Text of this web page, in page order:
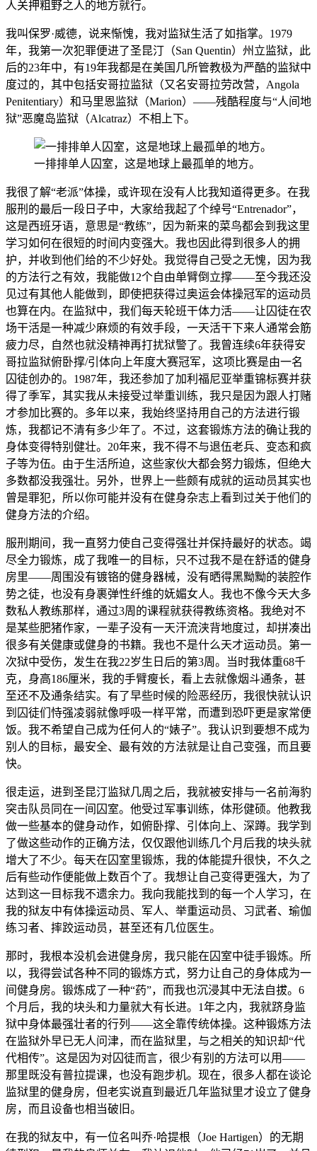
人关押粗野之人的地方就行。
我叫保罗·威德，说来惭愧，我对监狱生活了如指掌。1979
年，我第一次犯罪便进了圣昆汀（San Quentin）州立监狱，此
后的23年中，有19年我都是在美国几所管教极为严酷的监狱中
度过的，其中包括安哥拉监狱（又名安哥拉劳改营，Angola
Penitentiary）和马里恩监狱（Marion）——残酷程度与“人间地
狱”恶魔岛监狱（Alcatraz）不相上下。
一排排单人囚室，这是地球上最孤单的地方。
我很了解“老派”体操，或许现在没有人比我知道得更多。在我
服刑的最后一段日子中，大家给我起了个绰号“Entrenador”，
这是西班牙语，意思是“教练”，因为新来的菜鸟都会到我这里
学习如何在很短的时间内变强大。我也因此得到很多人的拥
护，并收到他们给的不少好处。我觉得自己受之无愧，因为我
的方法行之有效，我能做12个自由单臂倒立撑——至今我还没
见过有其他人能做到，即使把获得过奥运会体操冠军的运动员
也算在内。在监狱中，我们每天轮班干体力活——让囚徒在农
场干活是一种减少麻烦的有效手段，一天活干下来人通常会筋
疲力尽，自然也就没精神再打扰狱警了。我曾连续6年获得安
哥拉监狱俯卧撑/引体向上年度大赛冠军，这项比赛是由一名
囚徒创办的。1987年，我还参加了加利福尼亚举重锦标赛并获
得了季军，其实我从未接受过举重训练，我只是因为跟人打赌
才参加比赛的。多年以来，我始终坚持用自己的方法进行锻
炼，我都记不清有多少年了。不过，这套锻炼方法的确让我的
身体变得特别健壮。20年来，我不得不与退伍老兵、变态和疯
子等为伍。由于生活所迫，这些家伙大都会努力锻炼，但绝大
多数都没我强壮。另外，世界上一些颇有成就的运动员其实也
曾是罪犯，所以你可能并没有在健身杂志上看到过关于他们的
健身方法的介绍。
服刑期间，我一直努力使自己变得强壮并保持最好的状态。竭
尽全力锻炼，成了我唯一的目标，只不过我不是在舒适的健身
房里——周围没有镀铬的健身器械，没有晒得黑黝黝的装腔作
势之徒，也没有身裹弹性纤维的妩媚女人。我也不像今天大多
数私人教练那样，通过3周的课程就获得教练资格。我绝对不
是某些肥猪作家，一辈子没有一天汗流浃背地度过，却拼凑出
很多有关健康或健身的书籍。我也不是什么天才运动员。第一
次狱中受伤，发生在我22岁生日后的第3周。当时我体重68千
克，身高186厘米，我的手臂瘦长，看上去就像烟斗通条，甚
至还不及通条结实。有了早些时候的险恶经历，我很快就认识
到囚徒们恃强凌弱就像呼吸一样平常，而遭到恐吓更是家常便
饭。我不希望自己成为任何人的“婊子”。我认识到要想不成为
别人的目标，最安全、最有效的方法就是让自己变强，而且要
快。
很走运，进到圣昆汀监狱几周之后，我就被安排与一名前海豹
突击队员同在一间囚室。他受过军事训练，体形健硕。他教我
做一些基本的健身动作，如俯卧撑、引体向上、深蹲。我学到
了做这些动作的正确方法，仅仅跟他训练几个月后我的块头就
增大了不少。每天在囚室里锻炼，我的体能提升很快，不久之
后有些动作便能做上数百个了。我想让自己变得更强大，为了
达到这一目标我不遗余力。我向我能找到的每一个人学习，在
我的狱友中有体操运动员、军人、举重运动员、习武者、瑜伽
练习者、摔跤运动员，甚至还有几位医生。
那时，我根本没机会进健身房，我只能在囚室中徒手锻炼。所
以，我得尝试各种不同的锻炼方式，努力让自己的身体成为一
间健身房。锻炼成了一种“药”，而我也沉浸其中无法自拔。6
个月后，我的块头和力量就大有长进。1年之内，我就跻身监
狱中身体最强壮者的行列——这全靠传统体操。这种锻炼方法
在监狱外早已无人问津，而在监狱里，与之相关的知识却“代
代相传”。这是因为对囚徒而言，很少有别的方法可以用——
那里既没有普拉提课，也没有跑步机。现在，很多人都在谈论
监狱里的健身房，但老实说直到最近几年监狱里才设立了健身
房，而且设备也相当破旧。
在我的狱友中，有一位名叫乔·哈提根（Joe Hartigen）的无期